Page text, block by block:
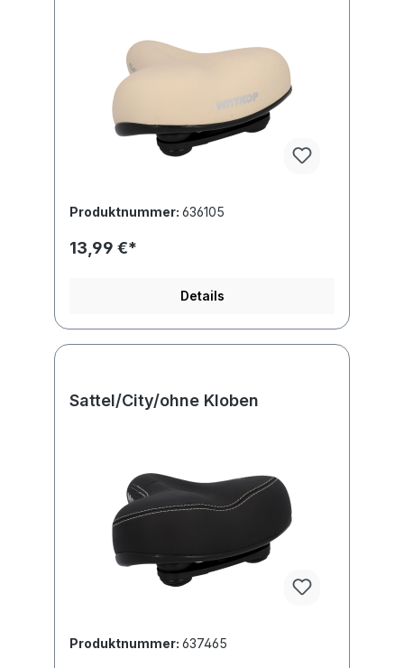
Produktnummer: 636105
13,99 €*
Details
Sattel/City/ohne Kloben
Produktnummer: 637465